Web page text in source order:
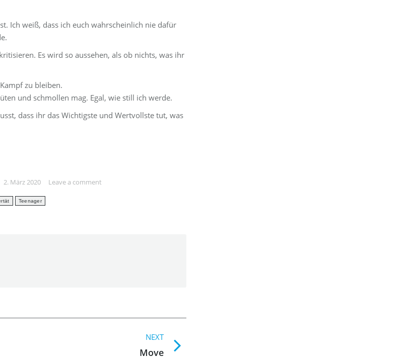
Ich weiß, dass ich euch wahrscheinlich nie dafür
Es wird so aussehen, als ob nichts, was ihr
zu bleiben.
und schmollen mag. Egal, wie still ich werde.
dass ihr das Wichtigste und Wertvollste tut, was
2. März 2020
Leave a comment
Teenager
NEXT
Move